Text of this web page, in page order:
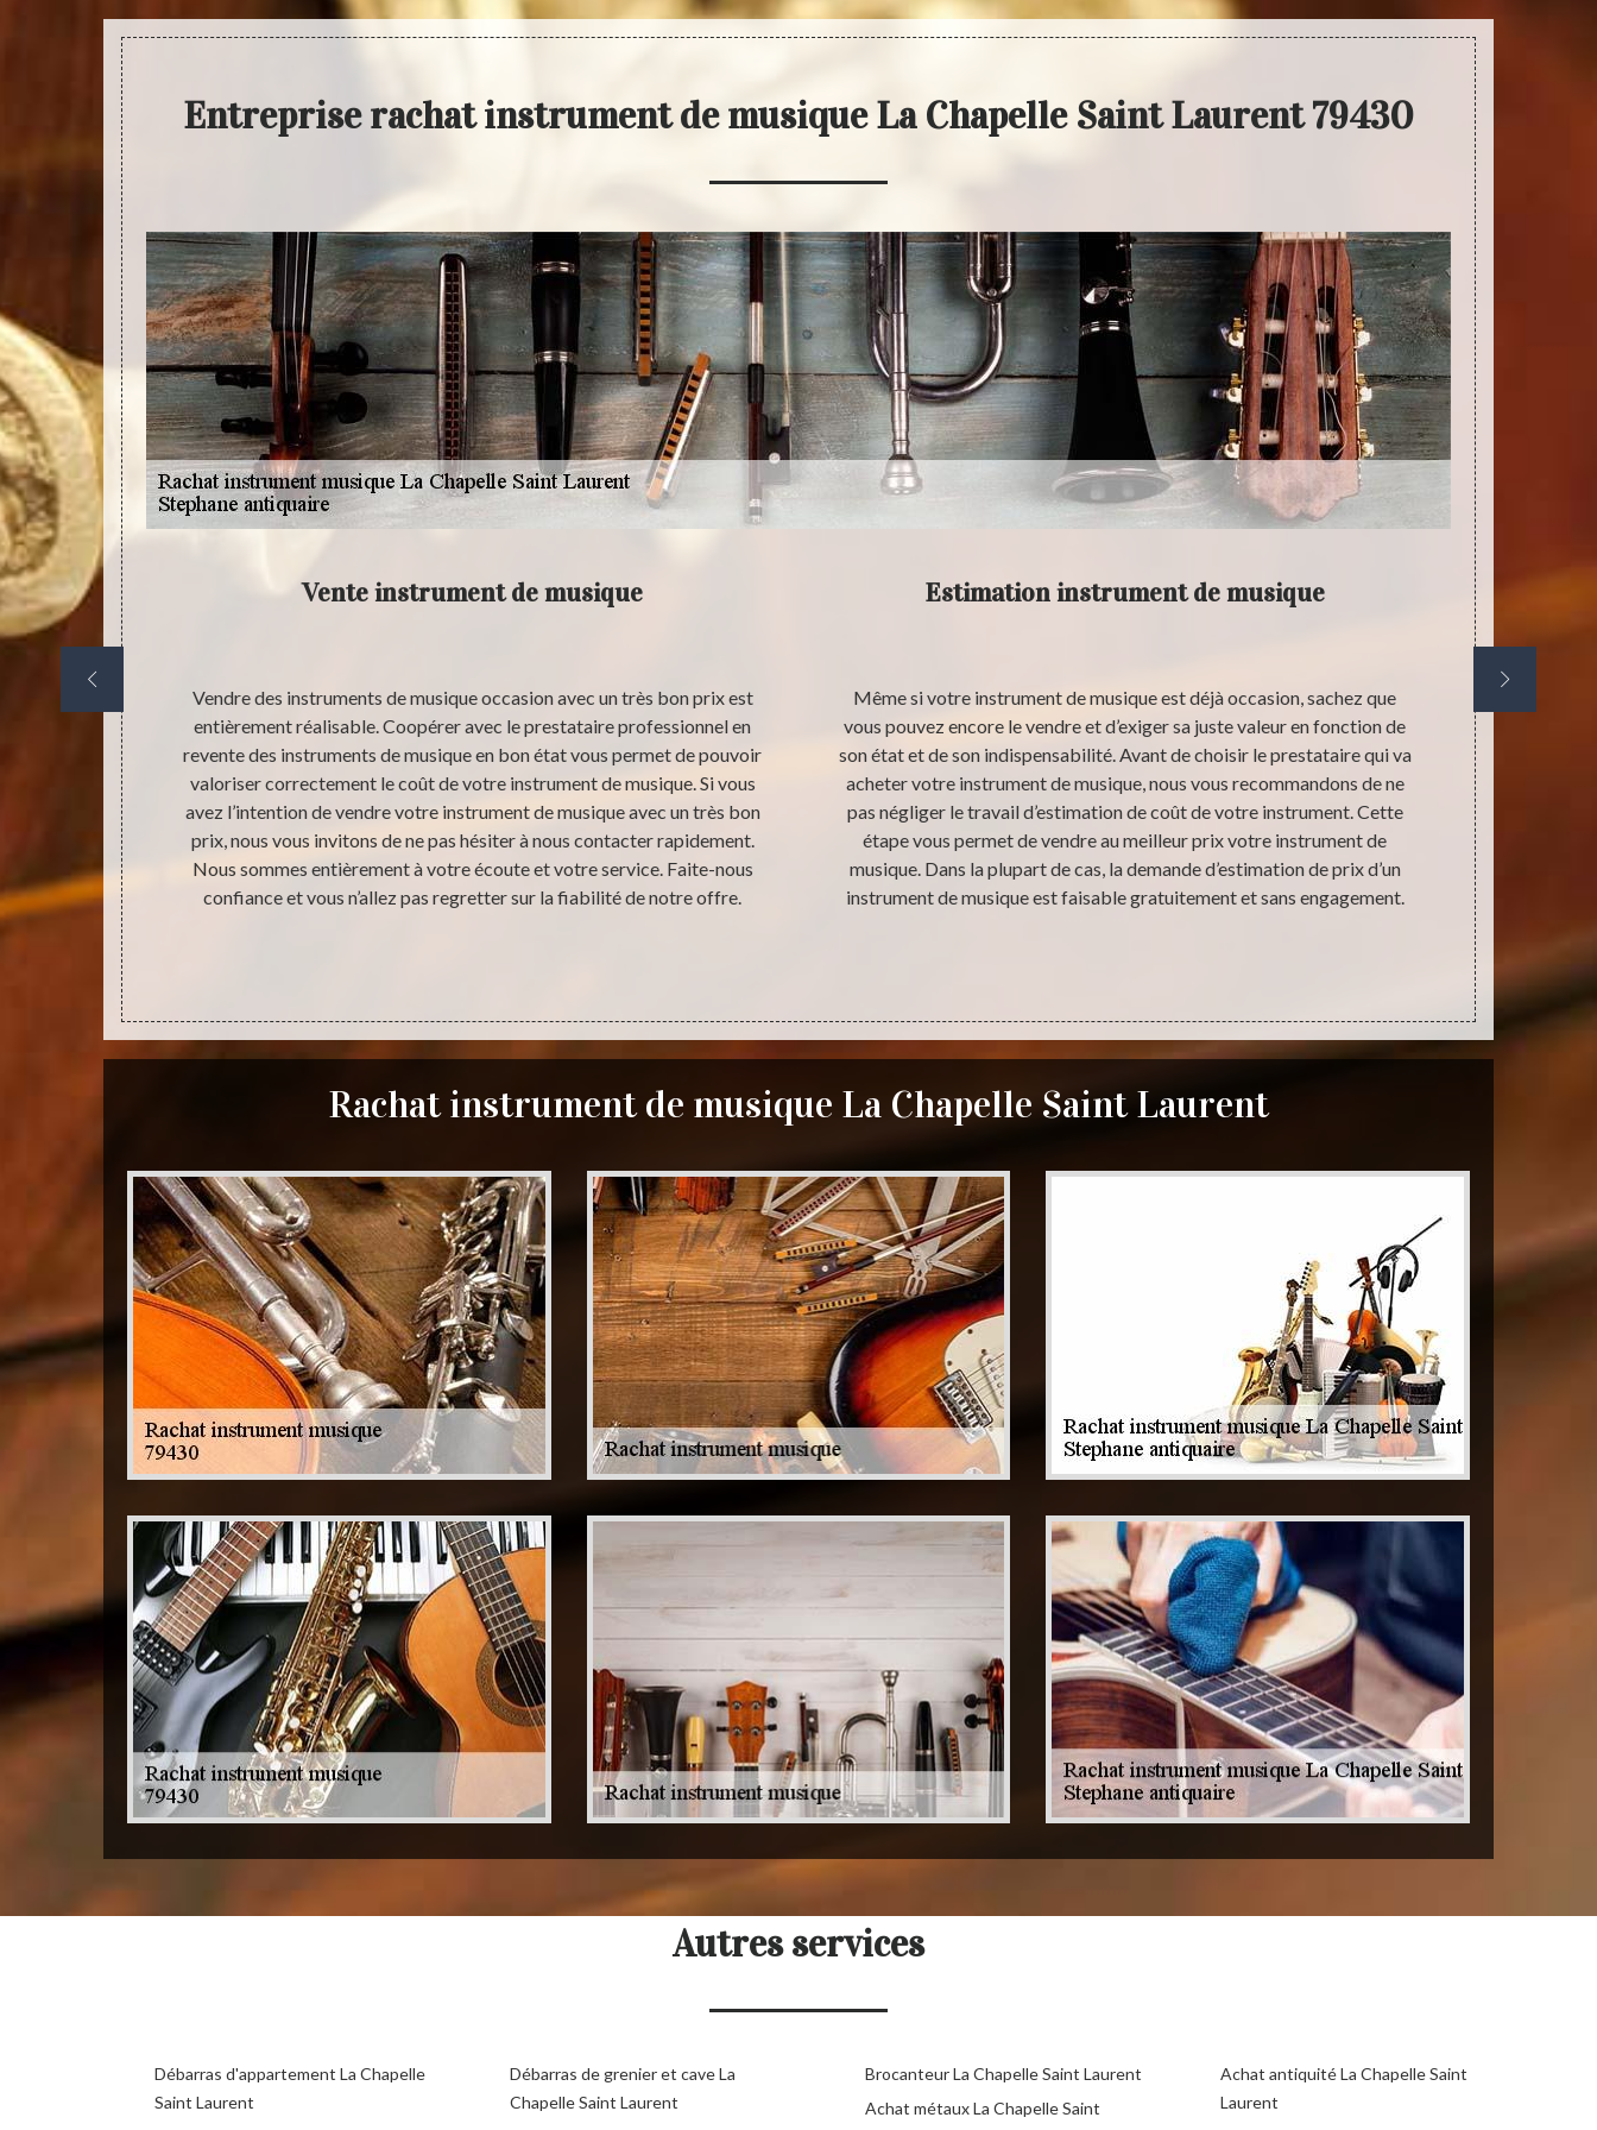
Entreprise rachat instrument de musique La Chapelle Saint Laurent 79430
de
parfait état
de temps,
Vente instrument de musique
Vendre des instruments de musique occasion avec un très bon prix est
entièrement réalisable. Coopérer avec le prestataire professionnel en
revente des instruments de musique en bon état vous permet de pouvoir
valoriser correctement le coût de votre instrument de musique. Si vous
avez l’intention de vendre votre instrument de musique avec un très bon
prix, nous vous invitons de ne pas hésiter à nous contacter rapidement.
Nous sommes entièrement à votre écoute et votre service. Faite-nous
confiance et vous n’allez pas regretter sur la fiabilité de notre offre.
Estimation instrument de musique
Même si votre instrument de musique est déjà occasion, sachez que
vous pouvez encore le vendre et d’exiger sa juste valeur en fonction de
son état et de son indispensabilité. Avant de choisir le prestataire qui va
acheter votre instrument de musique, nous vous recommandons de ne
pas négliger le travail d’estimation de coût de votre instrument. Cette
étape vous permet de vendre au meilleur prix votre instrument de
musique. Dans la plupart de cas, la demande d’estimation de prix d’un
instrument de musique est faisable gratuitement et sans engagement.
Rachat instrument de musique La Chapelle Saint Laurent
Autres services
Débarras d'appartement La Chapelle
Saint Laurent
Débarras de grenier et cave La
Chapelle Saint Laurent
Brocanteur La Chapelle Saint Laurent
Achat métaux La Chapelle Saint
Achat antiquité La Chapelle Saint
Laurent